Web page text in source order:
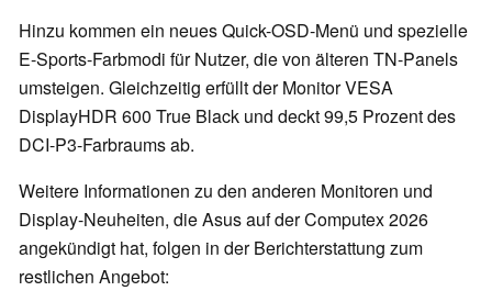
Hinzu kommen ein neues Quick-OSD-Menü und spezielle
E-Sports-Farbmodi für Nutzer, die von älteren TN-Panels
umsteigen. Gleichzeitig erfüllt der Monitor VESA
DisplayHDR 600 True Black und deckt 99,5 Prozent des
DCI-P3-Farbraums ab.
Weitere Informationen zu den anderen Monitoren und
Display-Neuheiten, die Asus auf der Computex 2026
angekündigt hat, folgen in der Berichterstattung zum
restlichen Angebot: